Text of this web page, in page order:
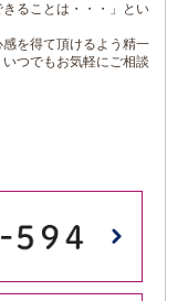
ることは・・・」とい
を得て頂けるよう精一
つでもお気軽にご相談